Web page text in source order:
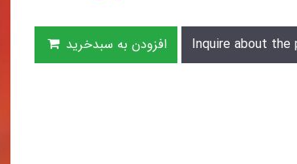
افزودن به سبدخرید Inquire about